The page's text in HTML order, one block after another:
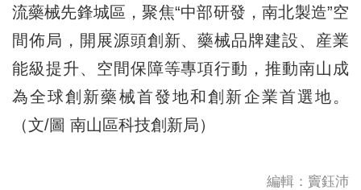
流藥械先鋒城區，聚焦“中部研發，南北製造”空
間佈局，開展源頭創新、藥械品牌建設、産業
能級提升、空間保障等專項行動，推動南山成
為全球創新藥械首發地和創新企業首選地。
（文/圖 南山區科技創新局）
編輯：竇鈺沛